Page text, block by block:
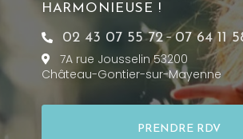
HARMONIEUSE !
02 43 07 55 72-07 64 11
7A rue Jousselin 53200
Château-Gontier-sur-Mayenne
PRENDRE RDV